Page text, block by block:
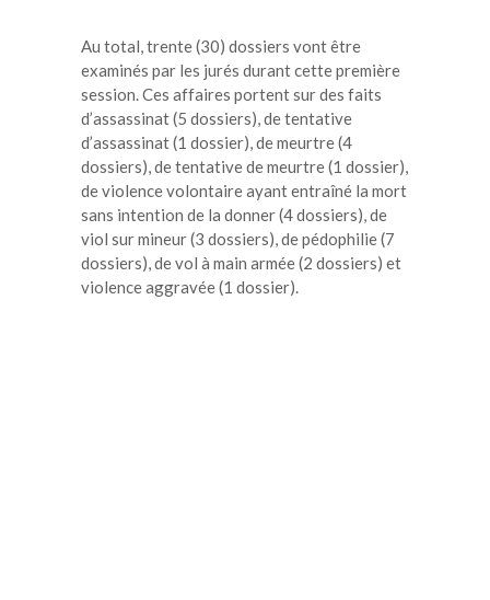
Au total, trente (30) dossiers vont être
examinés par les jurés durant cette première
session. Ces affaires portent sur des faits
d’assassinat (5 dossiers), de tentative
d’assassinat (1 dossier), de meurtre (4
dossiers), de tentative de meurtre (1 dossier),
de violence volontaire ayant entraîné la mort
sans intention de la donner (4 dossiers), de
viol sur mineur (3 dossiers), de pédophilie (7
dossiers), de vol à main armée (2 dossiers) et
violence aggravée (1 dossier).